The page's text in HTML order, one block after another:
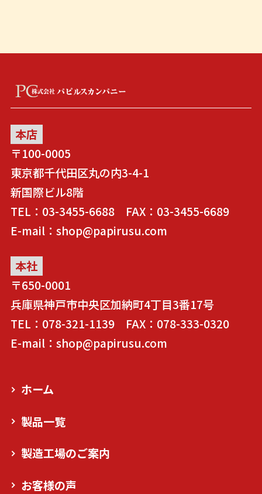
本店
〒100-0005
東京都千代田区丸の内3-4-1
新国際ビル8階
TEL：03-3455-6688 FAX：03-3455-6689
E-mail：shop@papirusu.com
本社
〒650-0001
兵庫県神戸市中央区加納町4丁目3番17号
TEL：078-321-1139 FAX：078-333-0320
E-mail：shop@papirusu.com
ホーム
製品一覧
製造工場のご案内
お客様の声